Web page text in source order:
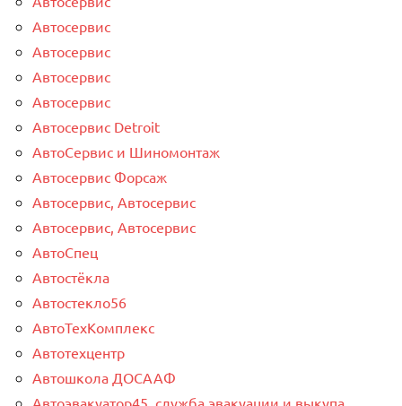
Автосервис
Автосервис
Автосервис
Автосервис
Автосервис Detroit
АвтоСервис и Шиномонтаж
Автосервис Форсаж
Автосервис, Автосервис
Автосервис, Автосервис
АвтоСпец
Автостёкла
Автостекло56
АвтоТехКомплекс
Автотехцентр
Автошкола ДОСААФ